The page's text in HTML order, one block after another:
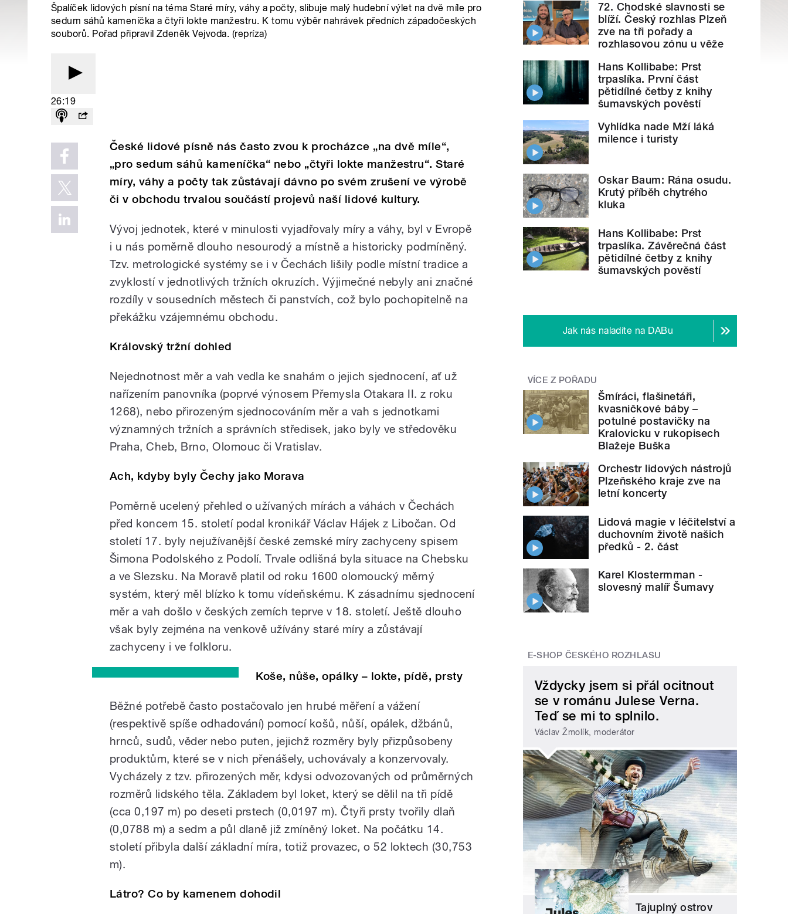
Špalíček lidových písní na téma Staré míry, váhy a počty, slibuje malý hudební výlet na dvě míle pro
sedum sáhů kameníčka a čtyři lokte manžestru. K tomu výběr nahrávek předních západočeských
souborů. Pořad připravil Zdeněk Vejvoda. (repríza)
26:19
České lidové písně nás často zvou k procházce „na dvě míle“,
„pro sedum sáhů kameníčka“ nebo „čtyři lokte manžestru“. Staré
míry, váhy a počty tak zůstávají dávno po svém zrušení ve výrobě
či v obchodu trvalou součástí projevů naší lidové kultury.
Vývoj jednotek, které v minulosti vyjadřovaly míry a váhy, byl v Evropě
i u nás poměrně dlouho nesourodý a místně a historicky podmíněný.
Tzv. metrologické systémy se i v Čechách lišily podle místní tradice a
zvyklostí v jednotlivých tržních okruzích. Výjimečné nebyly ani značné
rozdíly v sousedních městech či panstvích, což bylo pochopitelně na
překážku vzájemnému obchodu.
Královský tržní dohled
Nejednotnost měr a vah vedla ke snahám o jejich sjednocení, ať už
nařízením panovníka (poprvé výnosem Přemysla Otakara II. z roku
1268), nebo přirozeným sjednocováním měr a vah s jednotkami
významných tržních a správních středisek, jako byly ve středověku
Praha, Cheb, Brno, Olomouc či Vratislav.
Ach, kdyby byly Čechy jako Morava
Poměrně ucelený přehled o užívaných mírách a váhách v Čechách
před koncem 15. století podal kronikář Václav Hájek z Libočan. Od
století 17. byly nejužívanější české zemské míry zachyceny spisem
Šimona Podolského z Podolí. Trvale odlišná byla situace na Chebsku
a ve Slezsku. Na Moravě platil od roku 1600 olomoucký měrný
systém, který měl blízko k tomu vídeňskému. K zásadnímu sjednocení
měr a vah došlo v českých zemích teprve v 18. století. Ještě dlouho
však byly zejména na venkově užívány staré míry a zůstávají
zachyceny i ve folkloru.
Koše, nůše, opálky – lokte, pídě, prsty
Běžné potřebě často postačovalo jen hrubé měření a vážení
(respektivě spíše odhadování) pomocí košů, nůší, opálek, džbánů,
hrnců, sudů, věder nebo puten, jejichž rozměry byly přizpůsobeny
produktům, které se v nich přenášely, uchovávaly a konzervovaly.
Vycházely z tzv. přirozených měr, kdysi odvozovaných od průměrných
rozměrů lidského těla. Základem byl loket, který se dělil na tři pídě
(cca 0,197 m) po deseti prstech (0,0197 m). Čtyři prsty tvořily dlaň
(0,0788 m) a sedm a půl dlaně již zmíněný loket. Na počátku 14.
století přibyla další základní míra, totiž provazec, o 52 loktech (30,753
m).
Látro? Co by kamenem dohodil
72. Chodské slavnosti se
blíží. Český rozhlas Plzeň
zve na tři pořady a
rozhlasovou zónu u věže
Hans Kollibabe: Prst
trpaslíka. První část
pětidílné četby z knihy
šumavských pověstí
Vyhlídka nade Mží láká
milence i turisty
Oskar Baum: Rána osudu.
Krutý příběh chytrého
kluka
Hans Kollibabe: Prst
trpaslíka. Závěrečná část
pětidílné četby z knihy
šumavských pověstí
Jak nás naladíte na DABu
VÍCE Z POŘADU
Šmíráci, flašinetáři,
kvasničkové báby –
potulné postavičky na
Kralovicku v rukopisech
Blažeje Buška
Orchestr lidových nástrojů
Plzeňského kraje zve na
letní koncerty
Lidová magie v léčitelství a
duchovním životě našich
předků - 2. část
Karel Klostermman -
slovesný malíř Šumavy
E-SHOP ČESKÉHO ROZHLASU
Vždycky jsem si přál ocitnout
se v románu Julese Verna.
Teď se mi to splnilo.
Václav Žmolík, moderátor
Tajuplný ostrov